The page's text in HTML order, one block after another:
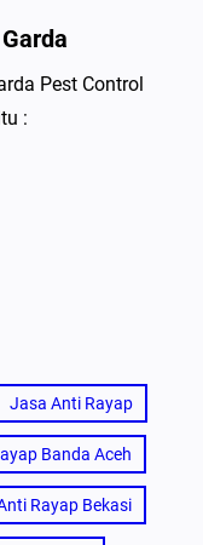
Pest Control
:
Jasa Anti Rayap
Banda Aceh
Rayap Bekasi